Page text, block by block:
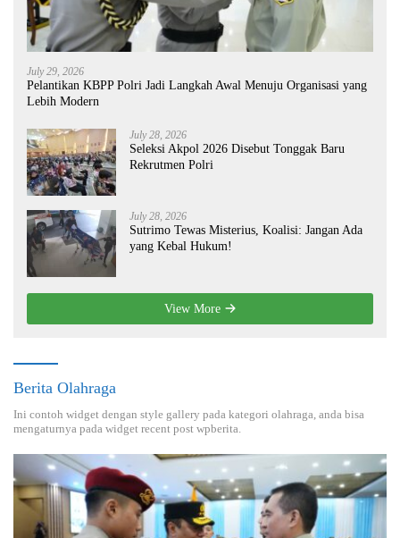
July 29, 2026
Pelantikan KBPP Polri Jadi Langkah Awal Menuju Organisasi yang
Lebih Modern
July 28, 2026
Seleksi Akpol 2026 Disebut Tonggak Baru
Rekrutmen Polri
July 28, 2026
Sutrimo Tewas Misterius, Koalisi: Jangan Ada
yang Kebal Hukum!
View More
Berita Olahraga
Ini contoh widget dengan style gallery pada kategori olahraga, anda bisa
mengaturnya pada widget recent post wpberita.